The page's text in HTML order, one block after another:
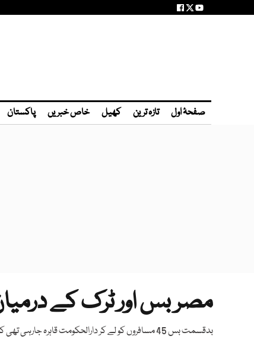
صفحۂ اول تازہ ترین کھیل خاص خبریں پاکستان
مصر بس اور ٹرک کے درمیان
بدقسمت بس 45 مسافروں کو لے کر دارالحکومت قاہرہ جارہی تھی کہ خوفناک حادثے کا شکار ہوگئی